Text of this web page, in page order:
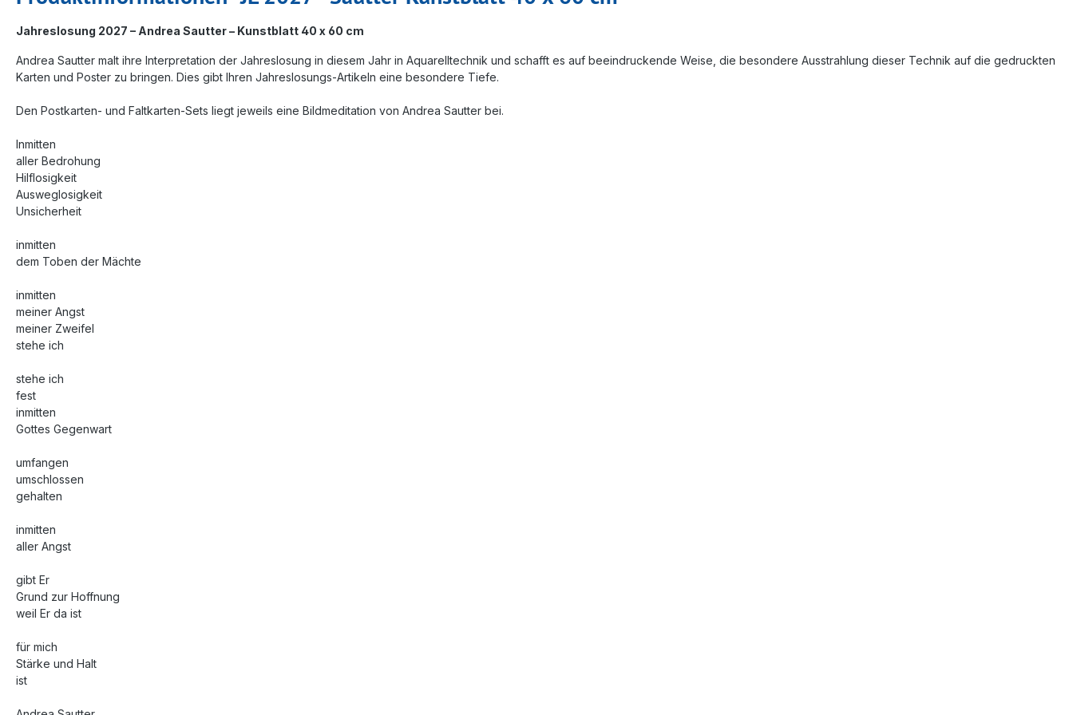
Jahreslosung 2027 – Andrea Sautter – Kunstblatt 40 x 60 cm
Andrea Sautter malt ihre Interpretation der Jahreslosung in diesem Jahr in Aquarelltechnik und schafft es auf beeindruckende Weise, die besondere Ausstrahlung dieser Technik auf die gedruckten
Karten und Poster zu bringen. Dies gibt Ihren Jahreslosungs-Artikeln eine besondere Tiefe.
Den Postkarten- und Faltkarten-Sets liegt jeweils eine Bildmeditation von Andrea Sautter bei.
Inmitten
aller Bedrohung
Hilflosigkeit
Ausweglosigkeit
Unsicherheit
inmitten
dem Toben der Mächte
inmitten
meiner Angst
meiner Zweifel
stehe ich
stehe ich
fest
inmitten
Gottes Gegenwart
umfangen
umschlossen
gehalten
inmitten
aller Angst
gibt Er
Grund zur Hoffnung
weil Er da ist
für mich
Stärke und Halt
ist